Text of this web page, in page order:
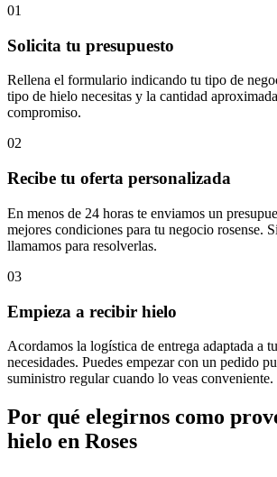
01
Solicita tu presupuesto
Rellena el formulario indicando tu tipo de
tipo de hielo necesitas y la cantidad
compromiso.
02
Recibe tu oferta personalizada
En menos de 24 horas te enviamos un
mejores condiciones para tu negocio rosense.
llamamos para resolverlas.
03
Empieza a recibir hielo
Acordamos la logística de entrega adaptada a
necesidades. Puedes empezar con un pedido
suministro regular cuando lo veas conveniente.
Por qué elegirnos como
hielo en Roses